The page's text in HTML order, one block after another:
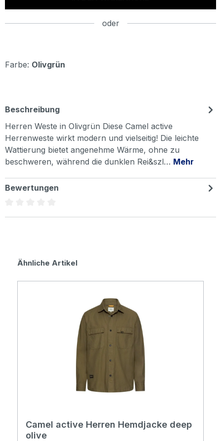
oder
Farbe: Olivgrün
Beschreibung
Herren Weste in Olivgrün Diese Camel active
Herrenweste wirkt modern und vielseitig! Die leichte
Wattierung bietet angenehme Wärme, ohne zu
beschweren, während die dunklen Rei&szl… Mehr
Bewertungen
Produktgalerie überspringen
Ähnliche Artikel
Camel active Herren Hemdjacke deep
olive